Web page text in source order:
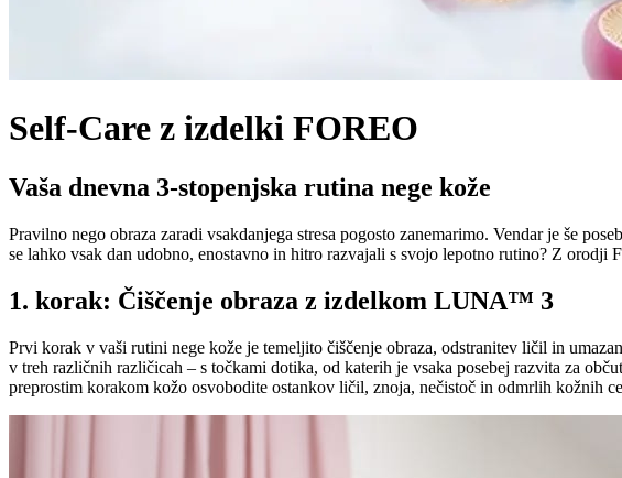
Self-Care z izdelki FOREO
Vaša dnevna 3-stopenjska rutina nege kože
Pravilno nego obraza zaradi vsakdanjega stresa pogosto zanemarimo. Vendar je še
se lahko vsak dan udobno, enostavno in hitro razvajali s svojo lepotno rutino? Z
1. korak: Čiščenje obraza z izdelkom LUNA™ 3
Prvi korak v vaši rutini nege kože je temeljito čiščenje obraza, odstranitev ličil in
v treh različnih različicah – s točkami dotika, od katerih je vsaka posebej razvita za
preprostim korakom kožo osvobodite ostankov ličil, znoja, nečistoč in odmrlih kožnih